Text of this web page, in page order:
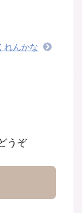
れんかな
うぞ